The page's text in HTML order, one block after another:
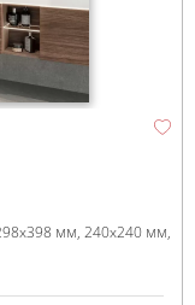
мм 240x240 мм